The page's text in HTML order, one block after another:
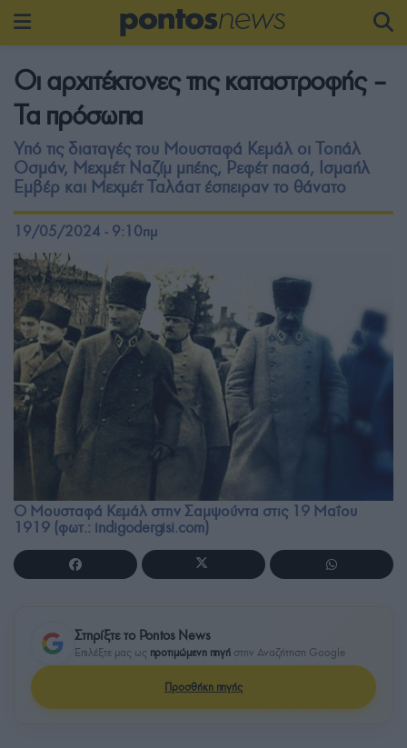
Οι αρχιτέκτονες της καταστροφής –
Τα πρόσωπα
Υπό τις διαταγές του Μουσταφά Κεμάλ οι Τοπάλ
Οσμάν, Μεχμέτ Ναζίμ μπέης, Ρεφέτ πασά, Ισμαήλ
Εμβέρ και Μεχμέτ Ταλάατ έσπειραν το θάνατο
19/05/2024 - 9:10πμ
Ο Μουσταφά Κεμάλ στην Σαμψούντα στις 19 Μαΐου
1919 (φωτ.: indigodergisi.com)
Στηρίξτε το Pontos News
Επιλέξτε μας ως προτιμώμενη πηγή στην Αναζήτηση Google
Προσθήκη πηγής